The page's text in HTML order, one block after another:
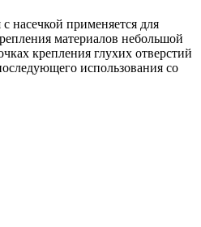
насечкой применяется для
материалов небольшой
крепления глухих отверстий
использования со